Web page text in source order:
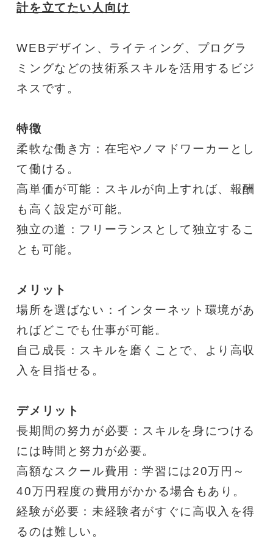
計を立てたい人向け
WEBデザイン、ライティング、プログラ
ミングなどの技術系スキルを活用するビジ
ネスです。
特徴
柔軟な働き方：在宅やノマドワーカーとし
て働ける。
高単価が可能：スキルが向上すれば、報酬
も高く設定が可能。
独立の道：フリーランスとして独立するこ
とも可能。
メリット
場所を選ばない：インターネット環境があ
ればどこでも仕事が可能。
自己成長：スキルを磨くことで、より高収
入を目指せる。
デメリット
長期間の努力が必要：スキルを身につける
には時間と努力が必要。
高額なスクール費用：学習には20万円～
40万円程度の費用がかかる場合もあり。
経験が必要：未経験者がすぐに高収入を得
るのは難しい。